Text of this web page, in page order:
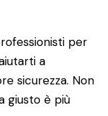
per
a
sicurezza. Non
giusto è più